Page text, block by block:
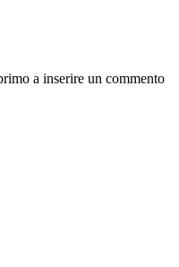
a inserire un commento